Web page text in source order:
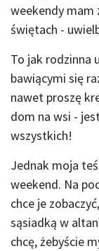
weekendy mam
świętach -
To jak rodzinna
bawiącymi się
nawet proszę
dom na wsi -
wszystkich!
Jednak moja
weekend. Na
chce je
sąsiadką w
chcę, żebyście